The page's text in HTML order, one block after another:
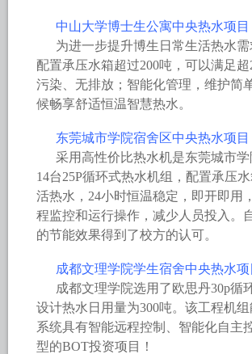
中山大学博士生公寓中央热水项目
为进一步提升博生日常生活热水
配置承压水箱超过200吨，可以满足
污染、无排放；智能化管理，维护简
候畅享舒适恒温智慧热水。
东莞城市学院宿舍区中央热水项目
采用高性价比热水机是东莞城市
14台25P循环式热水机组，配置承压
活热水，24小时恒温稳定，即开即用
程监控和运行操作，减少人员投入。
的节能效果得到了校方的认可。
成都文理学院学生宿舍中央热水项
成都文理学院选用了欧思丹30p循
设计热水日用量为300吨。该工程机
系统具有智能远程控制、智能化自主
型的BOT投资项目！